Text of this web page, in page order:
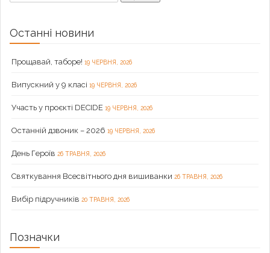
Останні новини
Прощавай, таборе! 19 ЧЕРВНЯ, 2026
Випускний у 9 класі 19 ЧЕРВНЯ, 2026
Участь у проєкті DECIDE 19 ЧЕРВНЯ, 2026
Останній дзвоник – 2026 19 ЧЕРВНЯ, 2026
День Героїв 26 ТРАВНЯ, 2026
Святкування Всесвітнього дня вишиванки 26 ТРАВНЯ, 2026
Вибір підручників 20 ТРАВНЯ, 2026
Позначки